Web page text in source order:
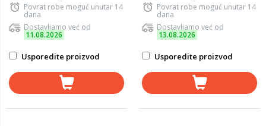
Povrat robe moguć unutar 14
dana
Dostavljamo već od
11.08.2026
Usporedite proizvod
Povrat robe moguć unutar 14
dana
Dostavljamo već od
13.08.2026
Usporedite proizvod